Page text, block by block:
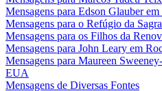
Mensagens para Edson Glauber
Mensagens para o Refúgio da
Mensagens para os Filhos da
Mensagens para John Leary em
Mensagens para Maureen
EUA
Mensagens de Diversas Fontes